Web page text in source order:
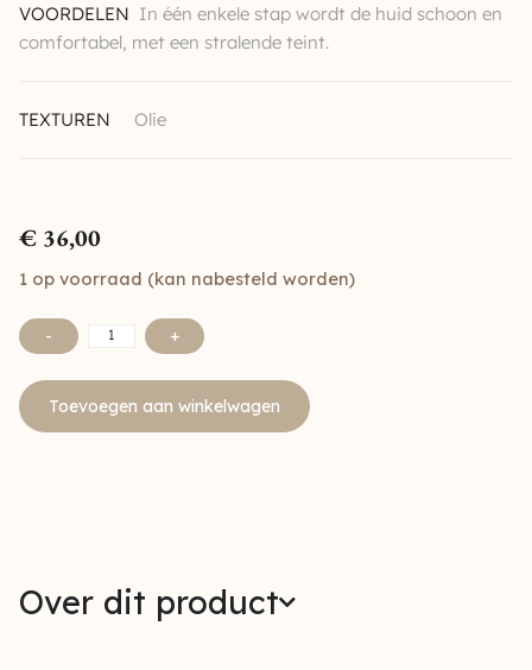
VOORDELEN In één enkele stap wordt de huid schoon en
comfortabel, met een stralende teint.
TEXTUREN Olie
€ 36,00
1 op voorraad (kan nabesteld worden)
- +
Toevoegen aan winkelwagen
Over dit product